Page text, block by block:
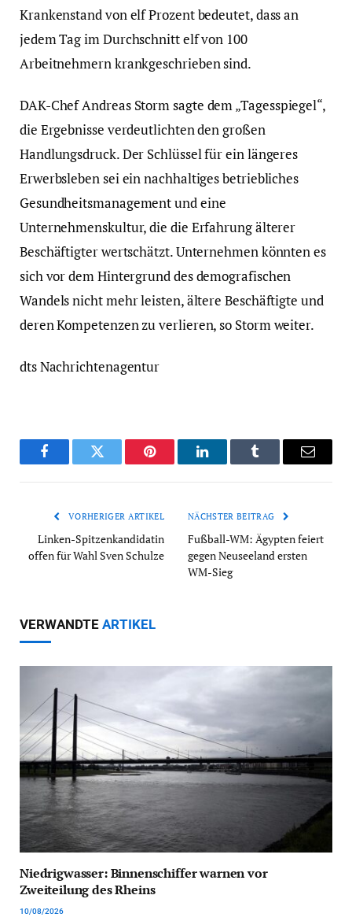
Krankenstand von elf Prozent bedeutet, dass an
jedem Tag im Durchschnitt elf von 100
Arbeitnehmern krankgeschrieben sind.
DAK-Chef Andreas Storm sagte dem „Tagesspiegel“,
die Ergebnisse verdeutlichten den großen
Handlungsdruck. Der Schlüssel für ein längeres
Erwerbsleben sei ein nachhaltiges betriebliches
Gesundheitsmanagement und eine
Unternehmenskultur, die die Erfahrung älterer
Beschäftigter wertschätzt. Unternehmen könnten es
sich vor dem Hintergrund des demografischen
Wandels nicht mehr leisten, ältere Beschäftigte und
deren Kompetenzen zu verlieren, so Storm weiter.
dts Nachrichtenagentur
FacebookTwitter Pinterest LinkedInTumblr Email
VORHERIGER ARTIKEL
Linken-Spitzenkandidatin
offen für Wahl Sven Schulze
NÄCHSTER BEITRAG
Fußball-WM: Ägypten feiert
gegen Neuseeland ersten
WM-Sieg
VERWANDTE ARTIKEL
Niedrigwasser: Binnenschiffer warnen vor
Zweiteilung des Rheins
10/08/2026